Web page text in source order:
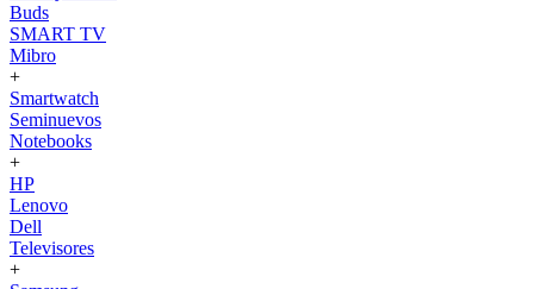
Buds
SMART TV
Mibro
+
Smartwatch
Seminuevos
Notebooks
+
HP
Lenovo
Dell
Televisores
+